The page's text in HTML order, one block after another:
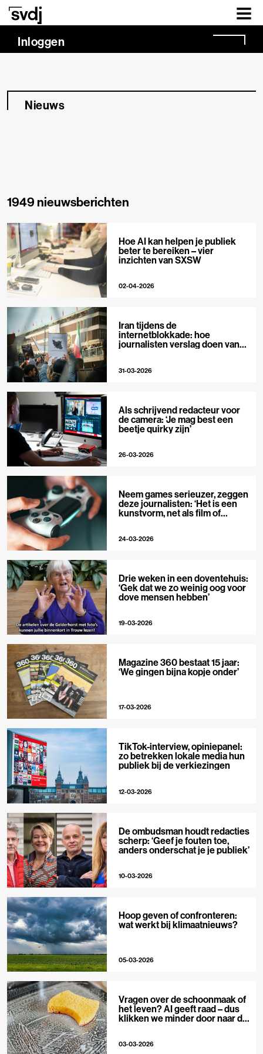
Naar hoofdinhoud
Inloggen
Nieuws
1949 nieuwsberichten
Hoe AI kan helpen je publiek
beter te bereiken – vier
inzichten van SXSW
02-04-2026
Iran tijdens de
internetblokkade: hoe
journalisten verslag doen van
31-03-2026
Als schrijvend redacteur voor
de camera: ‘Je mag best een
beetje quirky zijn’
26-03-2026
Neem games serieuzer, zeggen
deze journalisten: ‘Het is een
kunstvorm, net als film of
24-03-2026
Drie weken in een doventehuis:
‘Gek dat we zo weinig oog voor
dove mensen hebben’
19-03-2026
Magazine 360 bestaat 15 jaar:
‘We gingen bijna kopje onder’
17-03-2026
TikTok-interview, opiniepanel:
zo betrekken lokale media hun
publiek bij de verkiezingen
12-03-2026
De ombudsman houdt redacties
scherp: ‘Geef je fouten toe,
anders onderschat je je publiek’
10-03-2026
Hoop geven of confronteren:
wat werkt bij klimaatnieuws?
05-03-2026
Vragen over de schoonmaak of
het leven? AI geeft raad – dus
klikken we minder door naar de
03-03-2026